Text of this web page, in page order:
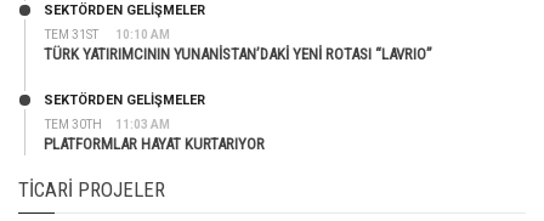
TEM 31ST 10:10 AM
SEKTÖRDEN GELIŞMELER
TÜRK YATIRIMCININ YUNANİSTAN’DAKİ YENİ ROTASI “LAVRIO”
TEM 30TH 11:03 AM
SEKTÖRDEN GELIŞMELER
PLATFORMLAR HAYAT KURTARIYOR
TICARI PROJELER